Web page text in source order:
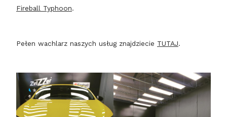
Fireball Typhoon.
Pełen wachlarz naszych usług znajdziecie TUTAJ.